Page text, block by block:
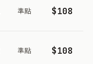
準點 $108
準點 $108